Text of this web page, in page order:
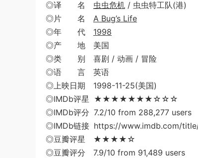
◎译 名 虫虫危机 / 虫虫特工队(港)
◎片 名 A Bug’s Life
◎年 代 1998
◎产 地 美国
◎类 别 喜剧 / 动画 / 冒险
◎语 言 英语
◎上映日期 1998-11-25(美国)
◎IMDb评星 ★★★★★★★☆☆☆
◎IMDb评分 7.2/10 from 288,277 users
◎IMDb链接 https://www.imdb.com/
◎豆瓣评星 ★★★★☆
◎豆瓣评分 7.9/10 from 91,489 users